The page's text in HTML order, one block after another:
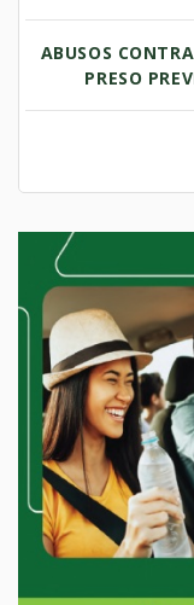
ABUSOS
PRESO